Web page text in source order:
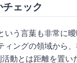
チェック
いう言葉も非常に
ィングの領域から
動とは距離を置い